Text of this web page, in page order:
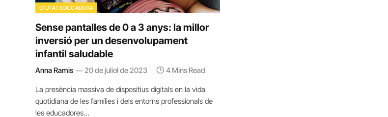
CIUTAT EDUCADORA
Sense pantalles de 0 a 3 anys: la millor
inversió per un desenvolupament
infantil saludable
Anna Ramis 20 de juliol de 2023 4 Mins Read
La presència massiva de dispositius digitals en la vida
quotidiana de les famílies i dels entorns professionals de
les educadores…